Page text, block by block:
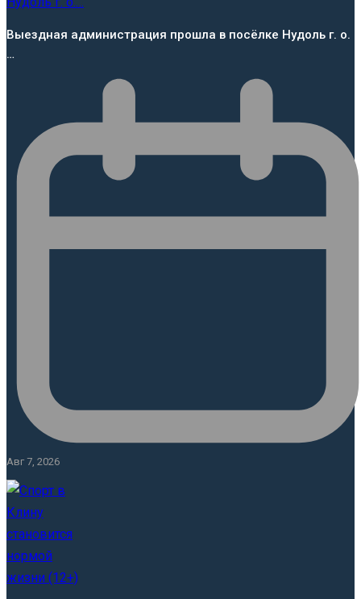
Выездная администрация прошла в посёлке Нудоль г. о.
…
Авг 7, 2026